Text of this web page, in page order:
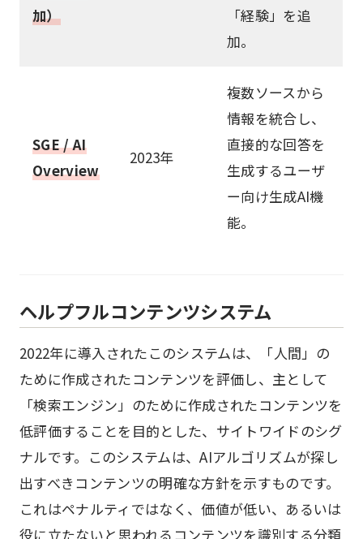
加）
「経験」を追
加。
SGE / AI
Overview
2023年
複数ソースから
情報を統合し、
直接的な回答を
生成するユーザ
ー向け生成AI機
能。
ヘルプフルコンテンツシステム
2022年に導入されたこのシステムは、「人間」の
ために作成されたコンテンツを評価し、主として
「検索エンジン」のために作成されたコンテンツを
低評価することを目的とした、サイトワイドのシグ
ナルです。このシステムは、AIアルゴリズムが探し
出すべきコンテンツの明確な方針を示すものです。
これはペナルティではなく、価値が低い、あるいは
役に立たないと思われるコンテンツを識別する分類